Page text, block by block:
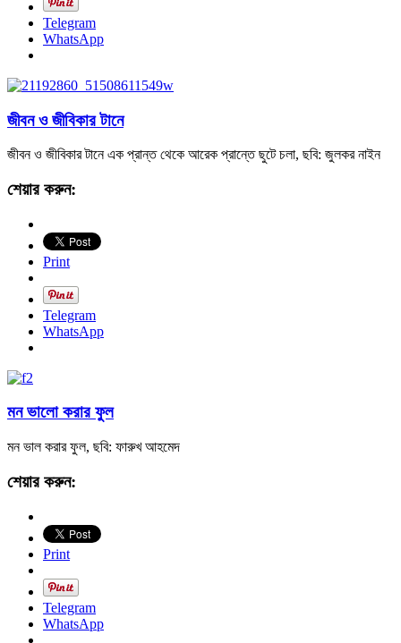
Telegram
WhatsApp
জীবন ও জীবিকার টানে
জীবন ও জীবিকার টানে এক প্রান্ত থেকে আরেক প্রান্তে ছুটে চলা, ছবি: জুলকর নাইন
শেয়ার করুন:
Print
Telegram
WhatsApp
মন ভালো করার ফুল
মন ভাল করার ফুল, ছবি: ফারুখ আহমেদ
শেয়ার করুন:
Print
Telegram
WhatsApp